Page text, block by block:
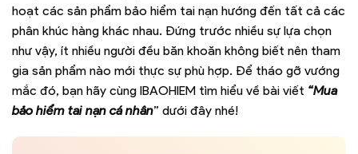
hoạt các sản phẩm bảo hiểm tai nạn hướng đến tất cả các
phân khúc hàng khác nhau. Đứng trước nhiều sự lựa chọn
như vậy, ít nhiều người đều băn khoăn không biết nên tham
gia sản phẩm nào mới thực sự phù hợp. Để tháo gỡ vướng
mắc đó, bạn hãy cùng IBAOHIEM tìm hiểu về bài viết “Mua
bảo hiểm tai nạn cá nhân” dưới đây nhé!